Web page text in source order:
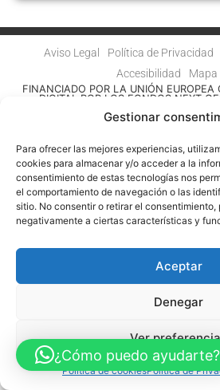
Gestionar
Para ofrecer las mejores experiencias,
cookies para almacenar y/o acceder a la
consentimiento de estas tecnologías nos
el comportamiento de navegación o las
sitio. No consentir o retirar el consentimiento,
negativamente a ciertas características y
Aceptar
Denegar
Ver
Política de cookiesPolítica de
Aviso Legal Política de Privacidad
Accesibilidad
Mapa
FINANCIADO POR LA UNIÓN EUROPEA
DIGITAL POR LOS FONDOS NEXT
© Guia Telefónica de Empresas – Todos
¿Cómo puedo ayudarte?